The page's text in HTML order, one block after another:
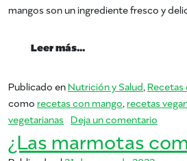
mangos son un ingrediente fresco y
Leer más…
Publicado enNutrición y Salud Recetas
como recetas con mango recetas
vegetarianas Deja un comentario
¿Las marmotas